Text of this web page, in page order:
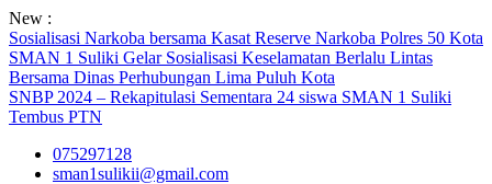
Skip
to
content
New :
Sosialisasi Narkoba bersama Kasat Reserve Narkoba Polres 50 Kota
SMAN 1 Suliki Gelar Sosialisasi Keselamatan Berlalu Lintas
Bersama Dinas Perhubungan Lima Puluh Kota
SNBP 2024 – Rekapitulasi Sementara 24 siswa SMAN 1 Suliki
Tembus PTN
075297128
sman1sulikii@gmail.com